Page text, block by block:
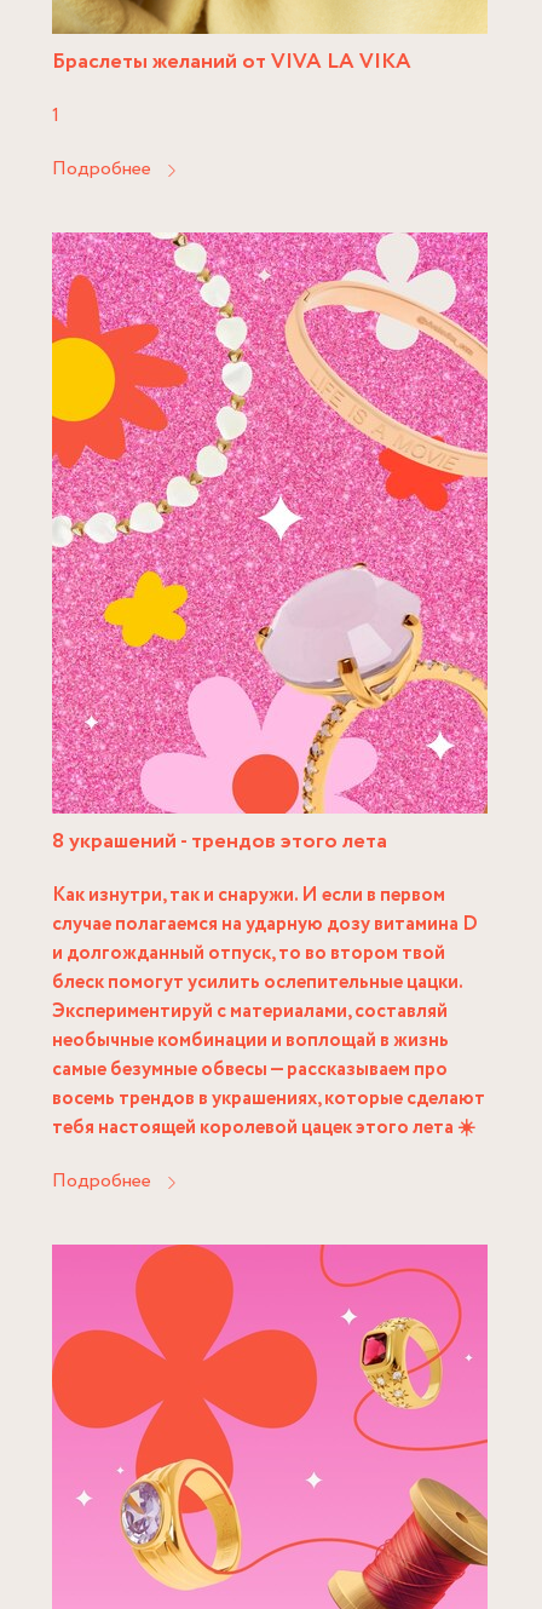
Браслеты желаний от VIVA LA VIKA
1
Подробнее
8 украшений - трендов этого лета
Как изнутри, так и снаружи. И если в первом
случае полагаемся на ударную дозу витамина D
и долгожданный отпуск, то во втором твой
блеск помогут усилить ослепительные цацки.
Экспериментируй с материалами, составляй
необычные комбинации и воплощай в жизнь
самые безумные обвесы — рассказываем про
восемь трендов в украшениях, которые сделают
тебя настоящей королевой цацек этого лета ☀️
Подробнее